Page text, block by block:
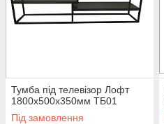
Тумба під телевізор Лофт
1800х500х350мм ТБ01
Під замовлення